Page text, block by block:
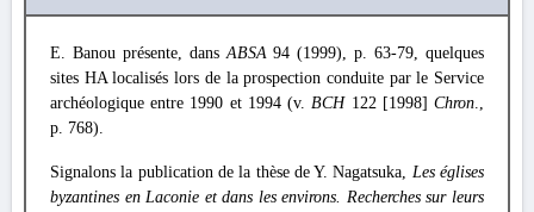
E. Banou présente, dansABSA94 (1999), p. 63-79, quelques
sites HA localisés lors de la prospection conduite par le Service
archéologique entre 1990 et 1994 (v.BCH 122 [1998]Chron.,
p. 768).
Signalons la publication de la thèse de Y. Nagatsuka, Les églises
byzantines en Laconie et dans les environs. Recherches sur leurs